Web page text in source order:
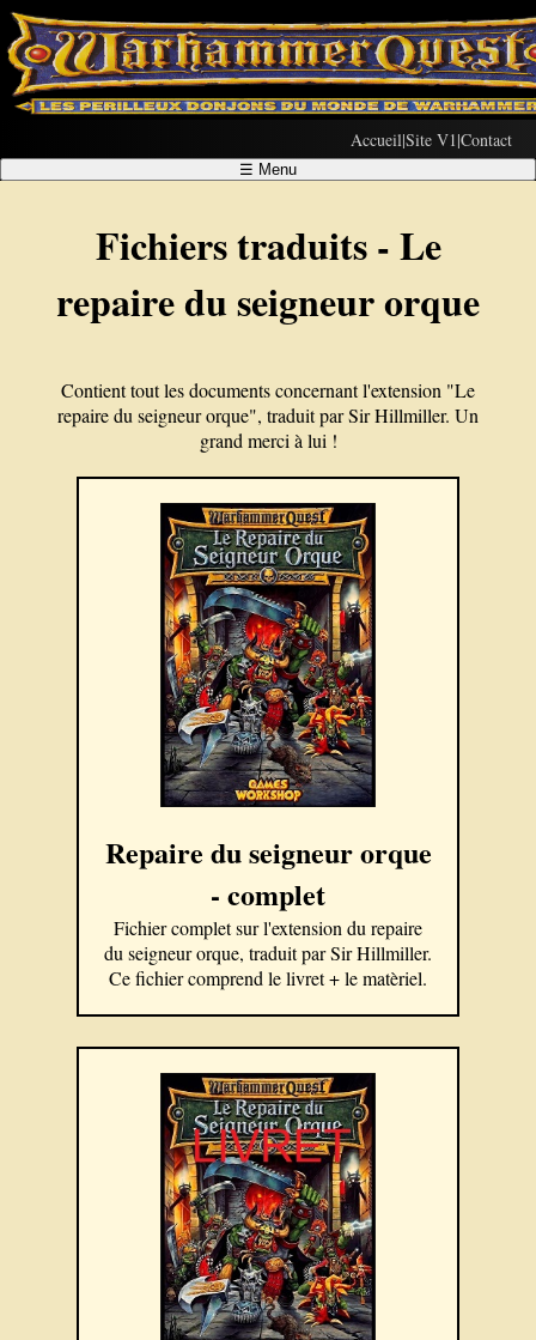
Accueil|Site V1|Contact
☰ Menu
Fichiers traduits - Le
repaire du seigneur orque
Contient tout les documents concernant l'extension "Le
repaire du seigneur orque", traduit par Sir Hillmiller. Un
grand merci à lui !
Repaire du seigneur orque
- complet
Fichier complet sur l'extension du repaire
du seigneur orque, traduit par Sir Hillmiller.
Ce fichier comprend le livret + le matèriel.